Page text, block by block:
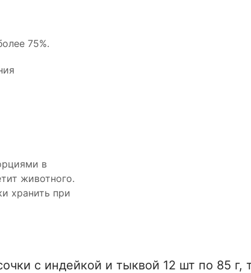
75%.
в
животного.
хранить при
с индейкой и тыквой 12 шт по 85 г,